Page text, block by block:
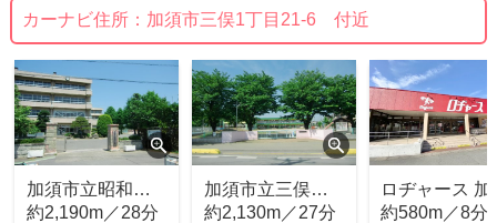
カーナビ住所： 加須市三俣1丁目21-6 付近
加須市立昭和中
学校
約2,190m／28分
加須市立三俣幼
稚園
約2,130m／27分
ロヂャース 加
店
約580m／8分